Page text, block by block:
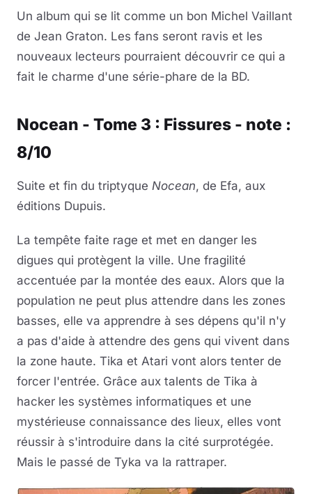
Un album qui se lit comme un bon Michel Vaillant
de Jean Graton. Les fans seront ravis et les
nouveaux lecteurs pourraient découvrir ce qui a
fait le charme d'une série-phare de la BD.
Nocean - Tome 3 : Fissures - note :
8/10
Suite et fin du triptyque Nocean, de Efa, aux
éditions Dupuis.
La tempête faite rage et met en danger les
digues qui protègent la ville. Une fragilité
accentuée par la montée des eaux. Alors que la
population ne peut plus attendre dans les zones
basses, elle va apprendre à ses dépens qu'il n'y
a pas d'aide à attendre des gens qui vivent dans
la zone haute. Tika et Atari vont alors tenter de
forcer l'entrée. Grâce aux talents de Tika à
hacker les systèmes informatiques et une
mystérieuse connaissance des lieux, elles vont
réussir à s'introduire dans la cité surprotégée.
Mais le passé de Tyka va la rattraper.